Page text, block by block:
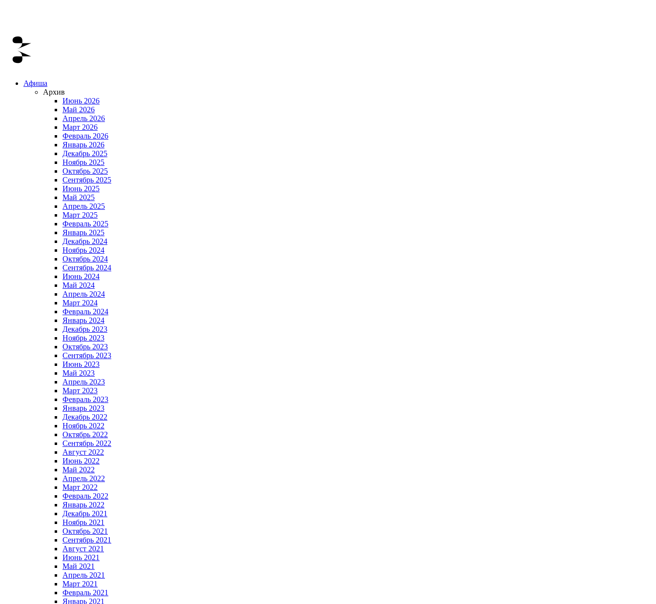
Афиша
Архив
Июнь 2026
Май 2026
Апрель 2026
Март 2026
Февраль 2026
Январь 2026
Декабрь 2025
Ноябрь 2025
Октябрь 2025
Сентябрь 2025
Июнь 2025
Май 2025
Апрель 2025
Март 2025
Февраль 2025
Январь 2025
Декабрь 2024
Ноябрь 2024
Октябрь 2024
Сентябрь 2024
Июнь 2024
Май 2024
Апрель 2024
Март 2024
Февраль 2024
Январь 2024
Декабрь 2023
Ноябрь 2023
Октябрь 2023
Сентябрь 2023
Июнь 2023
Май 2023
Апрель 2023
Март 2023
Февраль 2023
Январь 2023
Декабрь 2022
Ноябрь 2022
Октябрь 2022
Сентябрь 2022
Август 2022
Июнь 2022
Май 2022
Апрель 2022
Март 2022
Февраль 2022
Январь 2022
Декабрь 2021
Ноябрь 2021
Октябрь 2021
Сентябрь 2021
Август 2021
Июнь 2021
Май 2021
Апрель 2021
Март 2021
Февраль 2021
Январь 2021